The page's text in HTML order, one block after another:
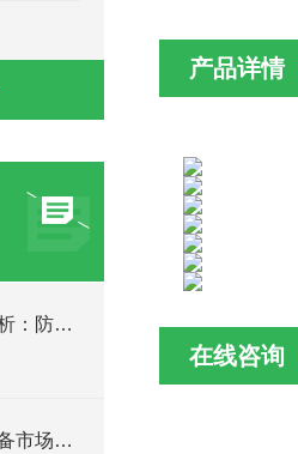
不锈钢潜水推流器优势解析：防腐耐用污水处理设备
潜水搅拌机在污水处理设备市场的发展及产品优势
产品详情
在线咨询